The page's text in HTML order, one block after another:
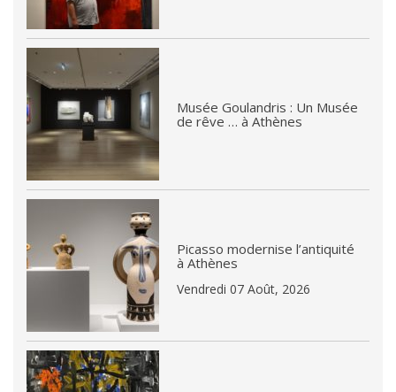
Musée Goulandris : Un Musée
de rêve … à Athènes
Picasso modernise l’antiquité
à Athènes
Vendredi 07 Août, 2026